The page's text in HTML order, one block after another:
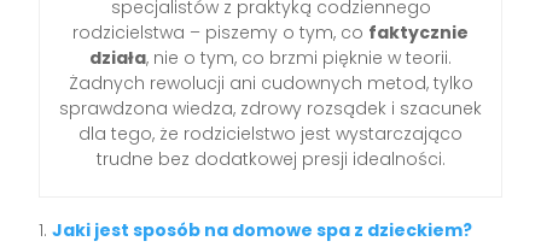
specjalistów z praktyką codziennego
rodzicielstwa – piszemy o tym, co faktycznie
działa, nie o tym, co brzmi pięknie w teorii.
Żadnych rewolucji ani cudownych metod, tylko
sprawdzona wiedza, zdrowy rozsądek i szacunek
dla tego, że rodzicielstwo jest wystarczająco
trudne bez dodatkowej presji idealności.
Jaki jest sposób na domowe spa z dzieckiem?